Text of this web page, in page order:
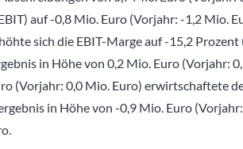
auf -0,8 Mio. Euro (Vorjahr: -1,2 Mio.
sich die EBIT-Marge auf -15,2
in Höhe von 0,2 Mio. Euro (Vorjahr:
(Vorjahr: 0,0 Mio. Euro) erwirtschaftete
in Höhe von -0,9 Mio. Euro